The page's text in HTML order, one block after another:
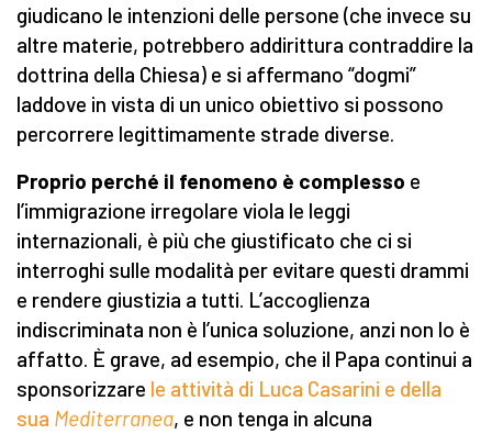
giudicano le intenzioni delle persone (che invece su
altre materie, potrebbero addirittura contraddire la
dottrina della Chiesa) e si affermano “dogmi”
laddove in vista di un unico obiettivo si possono
percorrere legittimamente strade diverse.
Proprio perché il fenomeno è complesso e
l’immigrazione irregolare viola le leggi
internazionali, è più che giustificato che ci si
interroghi sulle modalità per evitare questi drammi
e rendere giustizia a tutti. L’accoglienza
indiscriminata non è l’unica soluzione, anzi non lo è
affatto. È grave, ad esempio, che il Papa continui a
sponsorizzare le attività di Luca Casarini e della
sua Mediterranea, e non tenga in alcuna